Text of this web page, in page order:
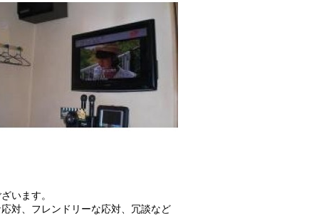
います。
対、フレンドリーな応対、冗談など